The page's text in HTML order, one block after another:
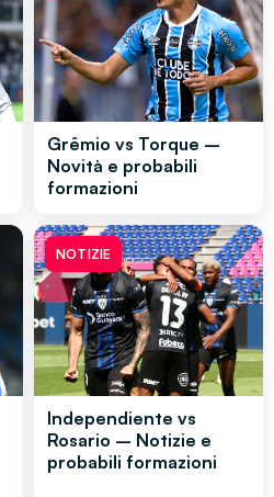
Grêmio vs Torque –
Novità e probabili
formazioni
NOTIZIE
Independiente vs
Rosario – Notizie e
probabili formazioni